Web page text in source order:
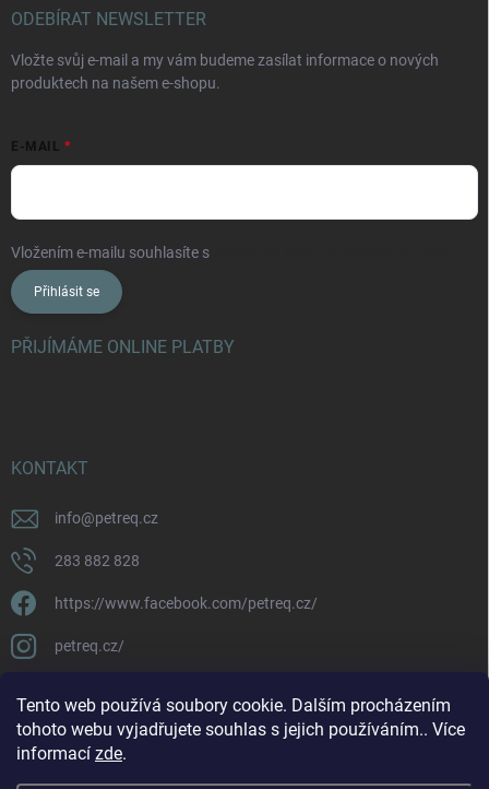
Tento web používá soubory cookie. Dalším procházením
tohoto webu vyjadřujete souhlas s jejich používáním.. Více
informací zde.
ODEBÍRAT NEWSLETTER
Vložte svůj e-mail a my vám budeme zasílat informace o nových
produktech na našem e-shopu.
E-MAIL
Vložením e-mailu souhlasíte s
Přihlásit se
PŘIJÍMÁME ONLINE PLATBY
KONTAKT
info@petreq.cz
283 882 828
https://www.facebook.com/petreq.cz/
petreq.cz/